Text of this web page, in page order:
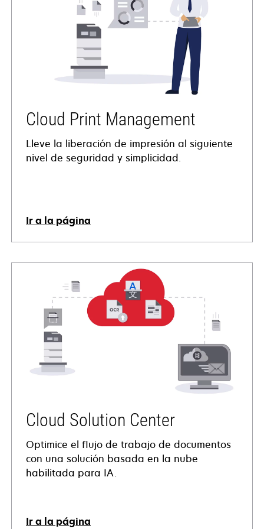
Cloud Print Management
Lleve la liberación de impresión al siguiente
nivel de seguridad y simplicidad.
Ir a la página
Cloud Solution Center
Optimice el flujo de trabajo de documentos
con una solución basada en la nube
habilitada para IA.
Ir a la página